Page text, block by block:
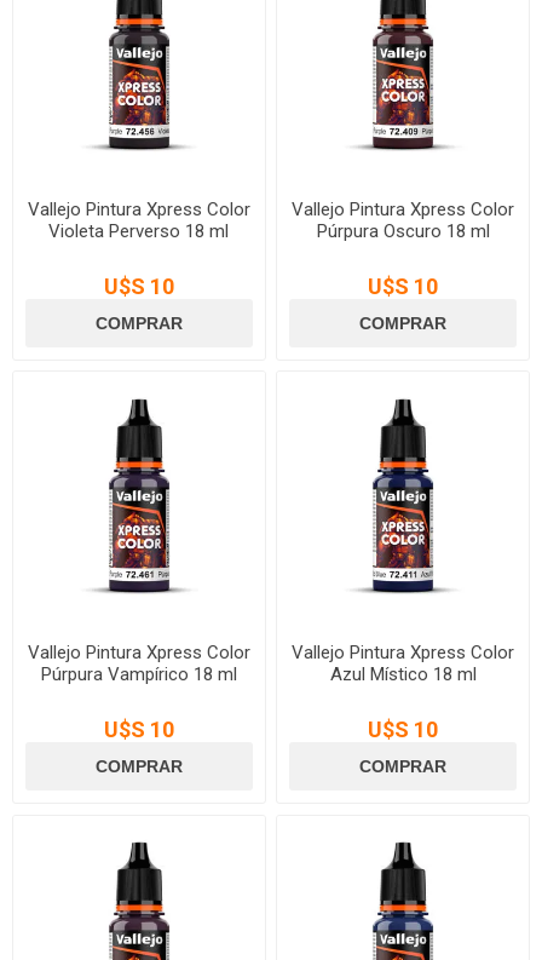
Vallejo Pintura Xpress Color
Violeta Perverso 18 ml
U$S 10
Vallejo Pintura Xpress Color
Púrpura Oscuro 18 ml
U$S 10
Vallejo Pintura Xpress Color
Púrpura Vampírico 18 ml
U$S 10
Vallejo Pintura Xpress Color
Azul Místico 18 ml
U$S 10